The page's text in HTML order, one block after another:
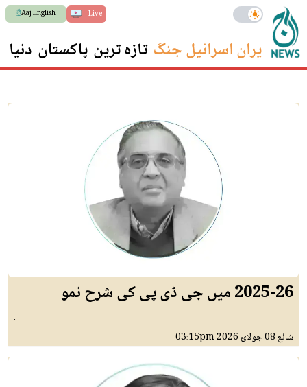
Live
Aaj English
ایران اسرائیل جنگ تازہ ترین پاکستان دنیا
2025-26 میں جی ڈی پی کی شرح نمو
.
شائع08 جولائ 2026 03:15pm